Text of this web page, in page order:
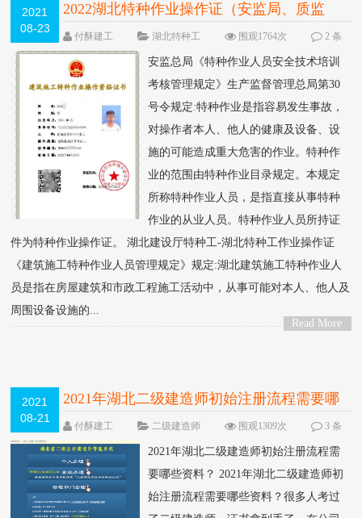
2021
08-23
2022湖北特种作业操作证（安监局、质监
局、建设厅）区别
付酥建工 湖北特种工 围观1764次
2 条
评论
安监总局《特种作业人员安全技术培训
考核管理规定》生产监督管理总局第30
号令规定:特种作业是指容易发生事故，
对操作者本人、他人的健康及设备、设
施的可能造成重大危害的作业。特种作
业的范围由特种作业目录规定。本规定
所称特种作业人员，是指直接从事特种
作业的从业人员。特种作业人员所持证
件为特种作业操作证。 湖北建设厅特种工-湖北特种工作业操作证
《建筑施工特种作业人员管理规定》规定:湖北建筑施工特种作业人
员是指在房屋建筑和市政工程施工活动中，从事可能对本人、他人及
周围设备设施的...
Read More
2021
08-21
2021年湖北二级建造师初始注册流程需要哪
些资料？
付酥建工 二级建造师 围观1309次
3 条
评论
2021年湖北二级建造师初始注册流程需
要哪些资料？ 2021年湖北二级建造师初
始注册流程需要哪些资料？很多人考过